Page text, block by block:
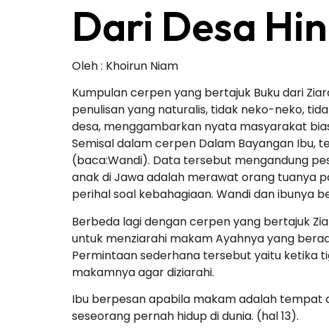
Dari Desa
Oleh : Khoirun Niam
Kumpulan cerpen yang bertajuk Buku dari
penulisan yang naturalis, tidak neko-neko,
desa, menggambarkan nyata masyarakat
Semisal dalam cerpen Dalam Bayangan Ibu,
(baca:Wandi). Data tersebut mengandung
anak di Jawa adalah merawat orang tuanya
perihal soal kebahagiaan. Wandi dan ibunya
Berbeda lagi dengan cerpen yang bertajuk
untuk menziarahi makam Ayahnya yang
Permintaan sederhana tersebut yaitu ketika
makamnya agar diziarahi.
Ibu berpesan apabila makam adalah tempat
seseorang pernah hidup di dunia. (hal 13).